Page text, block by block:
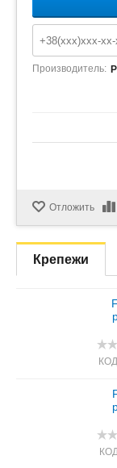
Производитель:
Отложить
Крепежи